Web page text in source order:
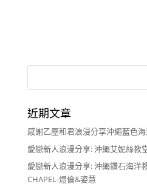
近期文章
感謝乙塵和君浪漫分享沖繩藍色
愛戀新人浪漫分享: 沖繩艾妮絲教
愛戀新人浪漫分享: 沖繩鑽石海洋
CHAPEL-煜倫&姿慧